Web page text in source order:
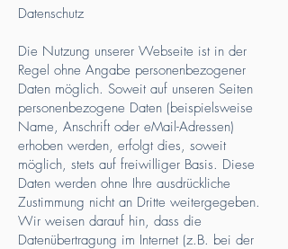
Datenschutz
Die Nutzung unserer Webseite ist in der
Regel ohne Angabe personenbezogener
Daten möglich. Soweit auf unseren Seiten
personenbezogene Daten (beispielsweise
Name, Anschrift oder eMail-Adressen)
erhoben werden, erfolgt dies, soweit
möglich, stets auf freiwilliger Basis. Diese
Daten werden ohne Ihre ausdrückliche
Zustimmung nicht an Dritte weitergegeben.
Wir weisen darauf hin, dass die
Datenübertragung im Internet (z.B. bei der